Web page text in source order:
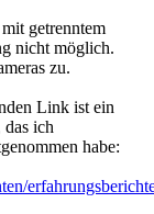
getrenntem
nicht möglich.
zu.
Link ist ein
das ich
habe: